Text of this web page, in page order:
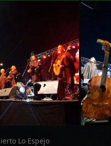
Lo Espejo